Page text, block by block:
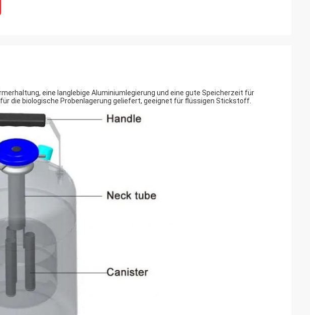
eine langlebige Aluminiumlegierung und eine gute Speicherzeit für
die biologische Probenlagerung geliefert, geeignet für flüssigen Stickstoff.